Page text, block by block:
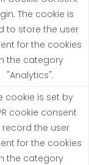
The cookie is
to store the user
for the cookies
the category
"Analytics".
cookie is set by
cookie consent
the user
for the cookies
the category